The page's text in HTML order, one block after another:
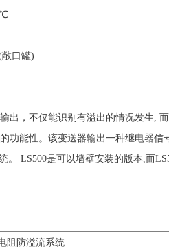
口罐)
，不仅能识别有溢出的情况发生,
功能性。该变送器输出一种继电器信
。 LS500是可以墙壁安装的版本,而
防溢流系统